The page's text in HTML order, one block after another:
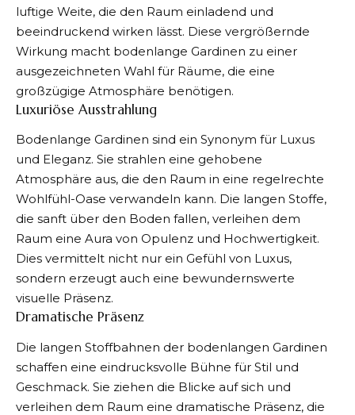
luftige Weite, die den Raum einladend und
beeindruckend wirken lässt. Diese vergrößernde
Wirkung macht bodenlange Gardinen zu einer
ausgezeichneten Wahl für Räume, die eine
großzügige Atmosphäre benötigen.
Luxuriöse Ausstrahlung
Bodenlange Gardinen sind ein Synonym für Luxus
und Eleganz. Sie strahlen eine gehobene
Atmosphäre aus, die den Raum in eine regelrechte
Wohlfühl-Oase verwandeln kann. Die langen Stoffe,
die sanft über den Boden fallen, verleihen dem
Raum eine Aura von Opulenz und Hochwertigkeit.
Dies vermittelt nicht nur ein Gefühl von Luxus,
sondern erzeugt auch eine bewundernswerte
visuelle Präsenz.
Dramatische Präsenz
Die langen Stoffbahnen der bodenlangen Gardinen
schaffen eine eindrucksvolle Bühne für Stil und
Geschmack. Sie ziehen die Blicke auf sich und
verleihen dem Raum eine dramatische Präsenz, die